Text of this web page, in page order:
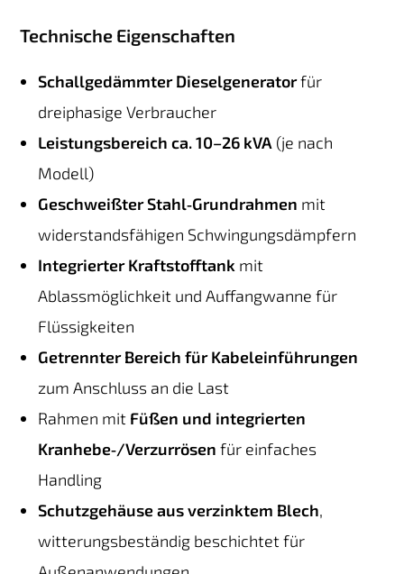
Technische Eigenschaften
Schallgedämmter Dieselgeneratorfür
dreiphasige Verbraucher
Leistungsbereich ca. 10–26 kVA (je nach
Modell)
Geschweißter Stahl‑Grundrahmen mit
widerstandsfähigen Schwingungsdämpfern
Integrierter Kraftstofftank mit
Ablassmöglichkeit und Auffangwanne für
Flüssigkeiten
Getrennter Bereich für Kabeleinführungen
zum Anschluss an die Last
Rahmen mit Füßen und integrierten
Kranhebe‑/Verzurrösen für einfaches
Handling
Schutzgehäuse aus verzinktem Blech,
witterungsbeständig beschichtet für